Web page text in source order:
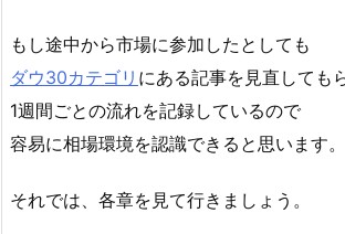
もし途中から市場に参加したとしても
ダウ30カテゴリ にある記事を見直しても
1週間ごとの流れを記録しているので
容易に相場環境を認識できると思います。
それでは、各章を見て行きましょう。